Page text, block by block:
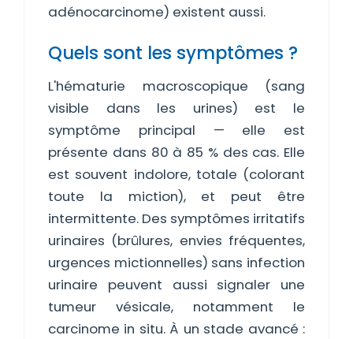
adénocarcinome) existent aussi.
Quels sont les symptômes ?
L'hématurie macroscopique (sang
visible dans les urines) est le
symptôme principal — elle est
présente dans 80 à 85 % des cas. Elle
est souvent indolore, totale (colorant
toute la miction), et peut être
intermittente. Des symptômes irritatifs
urinaires (brûlures, envies fréquentes,
urgences mictionnelles) sans infection
urinaire peuvent aussi signaler une
tumeur vésicale, notamment le
carcinome in situ. À un stade avancé :